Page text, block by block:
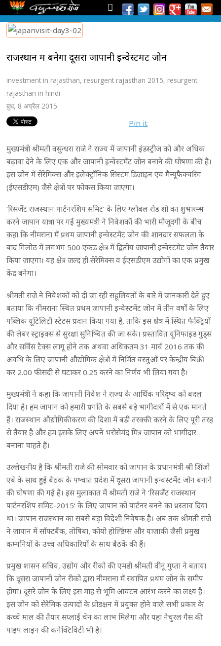
राजस्थान में बनेगा दूसरा जापानी इन्वेस्टमेंट जोन
investment in rajasthan, resurgent rajasthan 2015, resurgent
rajasthan in hindi
बुध, 8 अप्रैल 2015
Pin it
मुख्यमंत्री श्रीमती वसुन्धरा राजे ने राज्य में जापानी इंडस्ट्रीज को और अधिक
बढ़ावा देने के लिए एक और जापानी इन्वेस्टमेंट जोन बनाने की घोषणा की है।
इस जोन में सेरेमिक्स और इलेक्ट्रॉनिक सिस्टम डिजाइन एवं मैन्यूफैक्चरिंग
(ईएसडीएम) जैसे क्षेत्रों पर फोकस किया जाएगा।
‘रिसर्जेंट राजस्थान पार्टनरशिप समिट’ के लिए ग्लोबल रोड शो का शुभारम्भ
करने जापान यात्रा पर गईं मुख्यमंत्री ने निवेशकों की भारी मौजूदगी के बीच
कहा कि नीमराना में प्रथम जापानी इन्वेस्टमेंट जोन की शानदार सफलता के
बाद गिलोठ में लगभग 500 एकड़ क्षेत्र में द्वितीय जापानी इन्वेस्टमेंट जोन तैयार
किया जाएगा। यह क्षेत्र जल्द ही सेरेमिक्स व ईएसडीएम उद्योगों का एक प्रमुख
केंद्र बनेगा।
श्रीमती राजे ने निवेशकों को दी जा रही सहूलियतों के बारे में जानकारी देते हुए
बताया कि नीमराना स्थित प्रथम जापानी इन्वेस्टमेंट जोन में तीन वर्षों के लिए
पब्लिक यूटिलिटी स्टेटस प्रदान किया गया है, ताकि इस क्षेत्र में स्थित फैक्ट्रियों
की लेबर स्ट्राइक्स से सुरक्षा सुनिष्चित की जा सके। प्रस्तावित यूनिफाइड गुड्स
और सर्विस टैक्स लागू होने तक अथवा अधिकतम 31 मार्च 2016 तक की
अवधि के लिए जापानी औद्योगिक क्षेत्रों में निर्मित वस्तुओं पर केन्द्रीय बिक्री
कर 2.00 फीसदी से घटाकर 0.25 करने का निर्णय भी लिया गया है।
मुख्यमंत्री ने कहा कि जापानी निवेश ने राज्य के आर्थिक परिदृष्य को बदल
दिया है। हम जापान को हमारी प्रगति के सबसे बड़े भागीदारों में से एक मानते
हैं। राजस्थान औद्योगिकीकरण की दिशा में बड़ी तरक्की करने के लिए पूरी तरह
से तैयार है और हम इसके लिए अपने भरोसेमंद मित्र जापान को भागीदार
बनाना चाहते हैं।
उल्लेखनीय है कि श्रीमती राजे की सोमवार को जापान के प्रधानमंत्री श्री शिंजो
एबे के साथ हुई बैठक के पष्चात प्रदेश में दूसरा जापानी इन्वस्टमेंट जोन बनाने
की घोषणा की गई है। इस मुलाकात में श्रीमती राजे ने ‘रिसर्जेंट राजस्थान
पार्टनरशिप समिट-2015‘ के लिए जापान को पार्टनर बनने का प्रस्ताव दिया
था। जापान राजस्थान का सबसे बड़ा विदेशी निवेषक है। अब तक श्रीमती राजे
ने जापान में साॅफ्टबैंक, तोषिबा, कोयो होल्डिंग्स और याजाकी जैसी प्रमुख
कम्पनियों के उच्च अधिकारियों के साथ बैठकें की हैं।
प्रमुख शासन सचिव, उद्योग और रीको की एमडी श्रीमती वीनू गुप्ता ने बताया
कि दूसरा जापानी जोन रीको द्वारा नीमराना में स्थापित प्रथम जोन के समीप
होगा। दूसरे जोन के लिए इस माह से भूमि आवंटन आरंभ करने का लक्ष्य है।
इस जोन को सेरेमिक उत्पादों के प्रोडक्षन में प्रयुक्त होने वाले सभी प्रकार के
कच्चे माल की तैयार सप्लाई चेन का लाभ मिलेगा और यहां नेचुरल गैस की
पाइप लाइन की कनेक्टिविटी भी है।